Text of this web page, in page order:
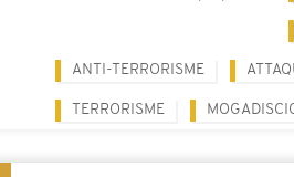
ANTI-TERRORISME
TERRORISME